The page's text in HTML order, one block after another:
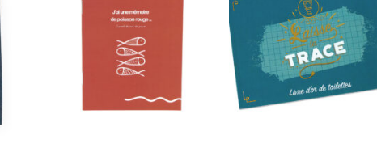
Les
options
peuvent
être
sur
Les
options
peuvent
être
choisies
sur